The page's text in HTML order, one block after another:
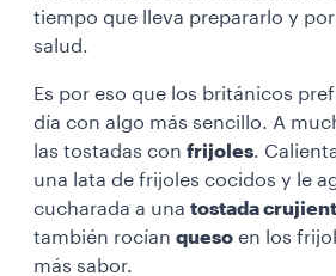
tiempo que lleva prepararlo y
salud.
Es por eso que los británicos
día con algo más sencillo. A
las tostadas con frijoles.
una lata de frijoles cocidos y le
cucharada a una tostada
también rocían queso en los
más sabor.